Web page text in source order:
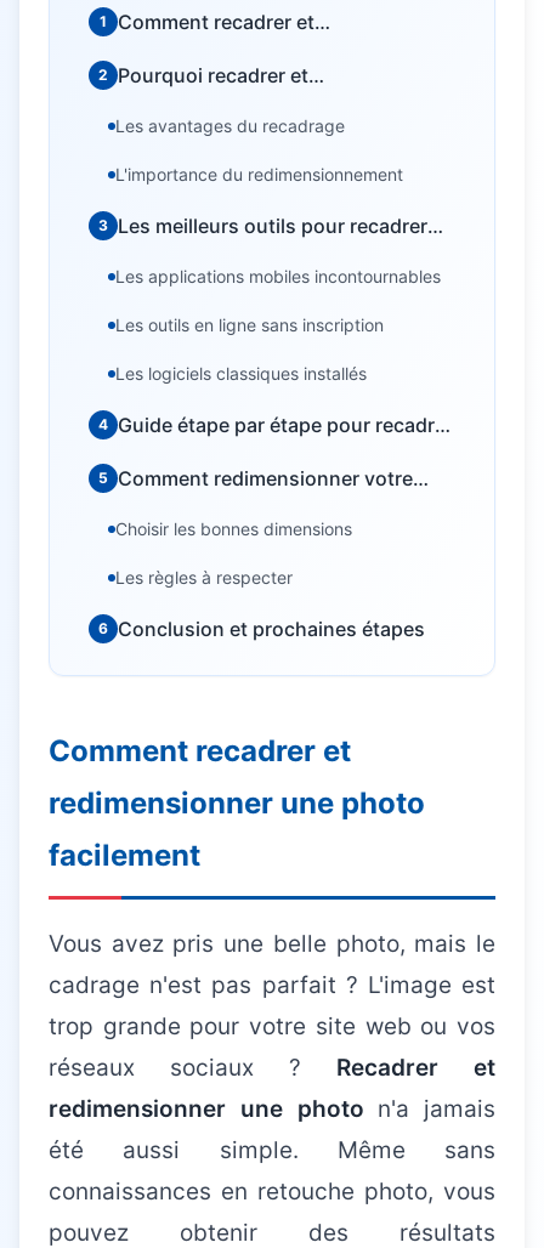
Besoin d'aide informatique ?
d'impôt
1
Comment recadrer et
facilement
2
Pourquoi recadrer et
Les avantages du recadrage
L'importance du redimensionnement
3 Les meilleurs outils pour recadrer
Les applications mobiles incontournables
Les outils en ligne sans inscription
Les logiciels classiques installés
4 Guide étape par étape pour recadrer
5
Comment redimensionner votre
Choisir les bonnes dimensions
Les règles à respecter
6 Conclusion et prochaines étapes
Comment recadrer et
redimensionner une photo
facilement
Vous avez pris une belle photo, mais le
cadrage n'est pas parfait ? L'image est
trop grande pour votre site web ou vos
réseaux sociaux ? Recadrer et
redimensionner une photo n'a jamais
été aussi simple. Même sans
connaissances en retouche photo, vous
pouvez obtenir des résultats